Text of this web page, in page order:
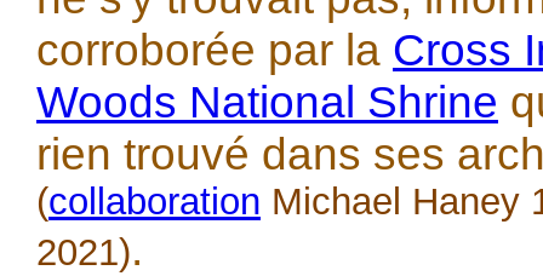
corroborée par la Cross
Woods National Shrine
rien trouvé dans ses
(collaboration Michael Haney
2021).